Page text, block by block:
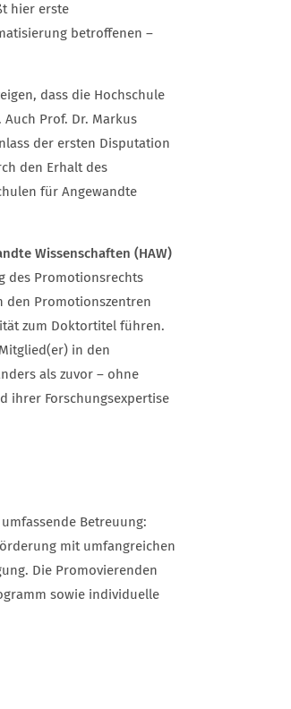
hier erste
betroffenen –
dass die Hochschule
Prof. Dr. Markus
der ersten Disputation
den Erhalt des
für Angewandte
Wissenschaften (HAW)
des Promotionsrechts
den Promotionszentren
zum Doktortitel führen.
in den
als zuvor – ohne
ihrer Forschungsexpertise
Betreuung:
mit umfangreichen
Die Promovierenden
sowie individuelle